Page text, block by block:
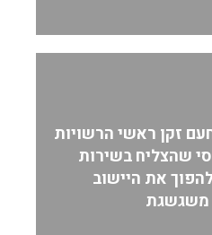
זקן ראשי הרשויות
שהצליח בשירות
את היישוב
משגשגת